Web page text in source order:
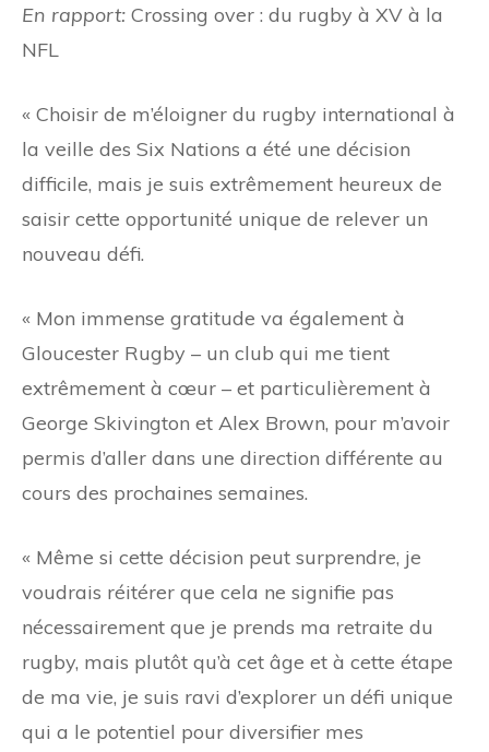
En rapport: Crossing over : du rugby à XV à la
NFL
« Choisir de m’éloigner du rugby international à
la veille des Six Nations a été une décision
difficile, mais je suis extrêmement heureux de
saisir cette opportunité unique de relever un
nouveau défi.
« Mon immense gratitude va également à
Gloucester Rugby – un club qui me tient
extrêmement à cœur – et particulièrement à
George Skivington et Alex Brown, pour m’avoir
permis d’aller dans une direction différente au
cours des prochaines semaines.
« Même si cette décision peut surprendre, je
voudrais réitérer que cela ne signifie pas
nécessairement que je prends ma retraite du
rugby, mais plutôt qu’à cet âge et à cette étape
de ma vie, je suis ravi d’explorer un défi unique
qui a le potentiel pour diversifier mes